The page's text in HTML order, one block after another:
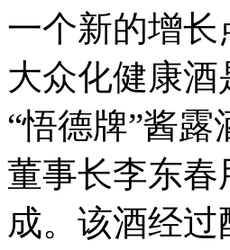
一个新的增
大众化健康
“悟德牌”酱
董事长李东
成。该酒经